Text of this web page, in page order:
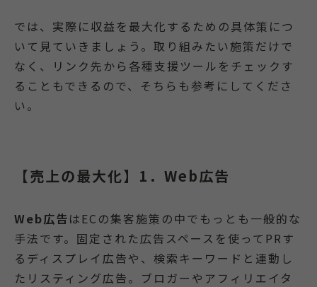
では、実際に収益を最大化するための具体策につ
いて見ていきましょう。取り組みたい施策だけで
なく、リンク先から各種支援ツールをチェックす
ることもできるので、そちらも参考にしてくださ
い。
【売上の最大化】1．Web広告
Web広告はECの集客施策の中でもっとも一般的な
手法です。固定された広告スペースを使ってPRす
るディスプレイ広告や、検索キーワードと連動し
たリスティング広告。ブロガーやアフィリエイタ